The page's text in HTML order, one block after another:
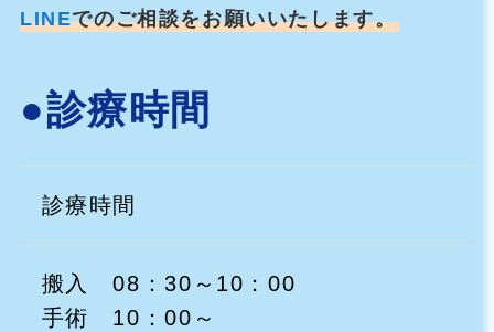
LINEでのご相談をお願いいたします。
●診療時間
診療時間
搬入 08：30～10：00
手術 10：00～